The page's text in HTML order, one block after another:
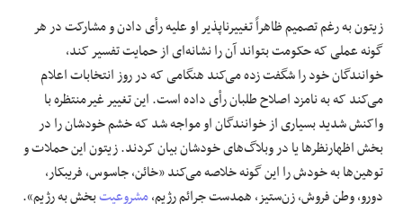
زیتون به رغم تصمیم ظاهراً تغییرناپذیر او علیه رأی دادن و مشارکت در هر
گونه عملی که حکومت بتواند آن را نشانه‌ای از حمایت تفسیر کند،
خوانندگان خود را شگفت زده می‌کند هنگامی که در روز انتخابات اعلام
می‌کند که به نامزد اصلاح طلبان رأی داده است. این تغییر غیرمنتظره با
واکنش شدید بسیاری از خوانندگان او مواجه شد که خشم خودشان را در
بخش اظهارنظرها یا در وبلاگ‌های خودشان بیان کردند. زیتون این حملات و
توهین‌ها به خودش را این گونه خلاصه می‌کند «خائن، جاسوس، فریبکار،
دورو، وطن فروش، زن‌ستیز، همدست جرائم رژیم،مشروعیتبخش به رژیم».